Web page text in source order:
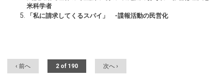
米科学者
「私に請求してくるスパイ」 -諜報活動の民営化
‹ 前へ 2 of 190 次へ ›